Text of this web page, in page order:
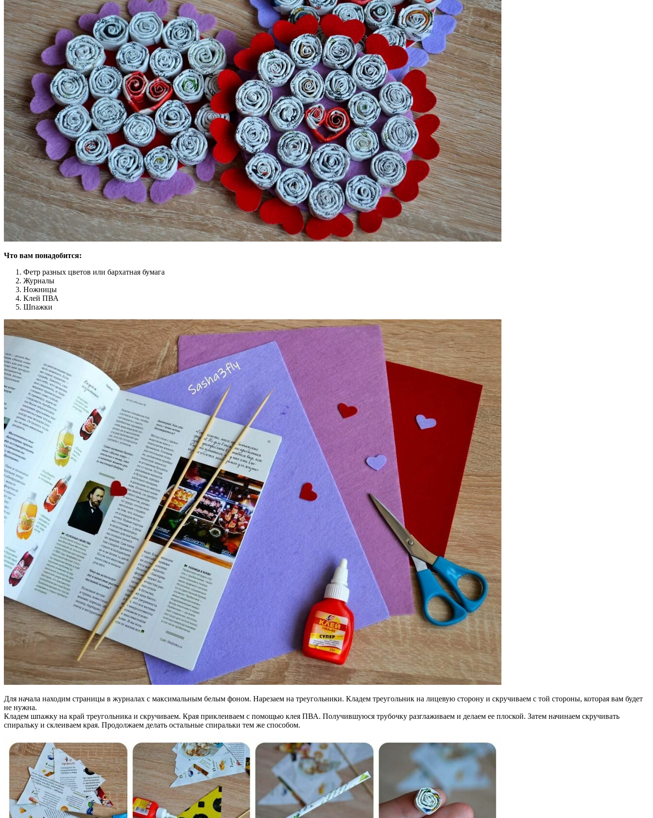
Что вам понадобится:
Фетр разных цветов или бархатная бумага
Журналы
Ножницы
Клей ПВА
Шпажки
Для начала находим страницы в журналах с максимальным белым фоном. Нарезаем на треугольники. Кладем треугольник на лицевую сторону и скручиваем с той стороны, которая вам будет
не нужна.
Кладем шпажку на край треугольника и скручиваем. Края приклеиваем с помощью клея ПВА. Получившуюся трубочку разглаживаем и делаем ее плоской. Затем начинаем скручивать
спиральку и склеиваем края. Продолжаем делать остальные спиральки тем же способом.